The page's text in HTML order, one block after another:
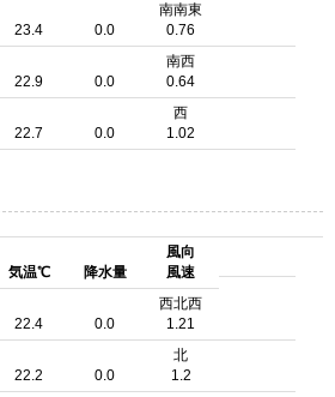
23.4 0.0
南南東
0.76
22.9 0.0
南西
0.64
22.7 0.0
西
1.02
気温℃ 降水量
風向
風速
22.4 0.0
西北西
1.21
22.2 0.0
北
1.2